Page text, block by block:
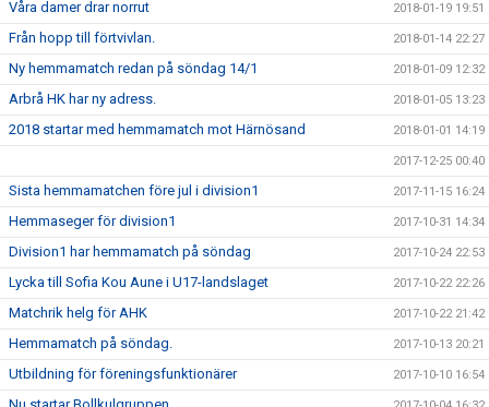
Våra damer drar norrut 2018-01-19 19:51
Från hopp till förtvivlan. 2018-01-14 22:27
Ny hemmamatch redan på söndag 14/1 2018-01-09 12:32
Arbrå HK har ny adress. 2018-01-05 13:23
2018 startar med hemmamatch mot Härnösand 2018-01-01 14:19
2017-12-25 00:40
Sista hemmamatchen före jul i division1 2017-11-15 16:24
Hemmaseger för division1 2017-10-31 14:34
Division1 har hemmamatch på söndag 2017-10-24 22:53
Lycka till Sofia Kou Aune i U17-landslaget 2017-10-22 22:26
Matchrik helg för AHK 2017-10-22 21:42
Hemmamatch på söndag. 2017-10-13 20:21
Utbildning för föreningsfunktionärer 2017-10-10 16:54